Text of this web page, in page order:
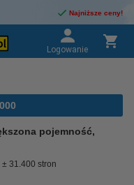
Najniższe ceny!
Logowanie
pojemność,
± 31.400 stron